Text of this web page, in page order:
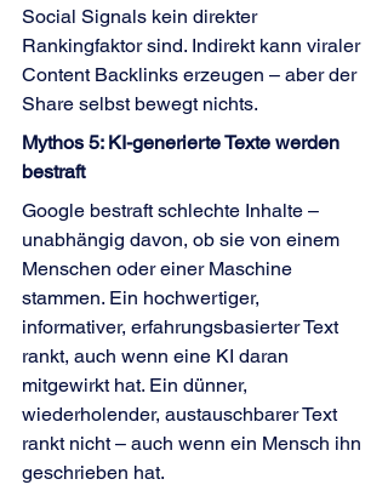
Social Signals kein direkter
Rankingfaktor sind. Indirekt kann viraler
Content Backlinks erzeugen – aber der
Share selbst bewegt nichts.
Mythos 5: KI-generierte Texte werden
bestraft
Google bestraft schlechte Inhalte –
unabhängig davon, ob sie von einem
Menschen oder einer Maschine
stammen. Ein hochwertiger,
informativer, erfahrungsbasierter Text
rankt, auch wenn eine KI daran
mitgewirkt hat. Ein dünner,
wiederholender, austauschbarer Text
rankt nicht – auch wenn ein Mensch ihn
geschrieben hat.